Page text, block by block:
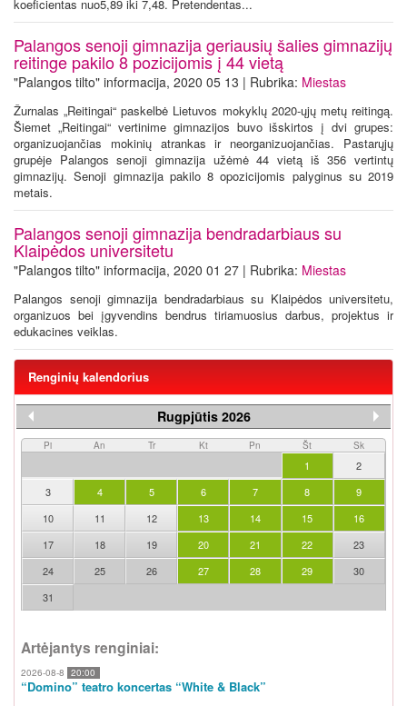
koeficientas nuo5,89 iki 7,48. Pretendentas...
Palangos senoji gimnazija geriausių šalies gimnazijų
reitinge pakilo 8 pozicijomis į 44 vietą
"Palangos tilto" informacija, 2020 05 13 | Rubrika: Miestas
Žurnalas „Reitingai“ paskelbė Lietuvos mokyklų 2020-ųjų metų reitingą.
Šiemet „Reitingai“ vertinime gimnazijos buvo išskirtos į dvi grupes:
organizuojančias mokinių atrankas ir neorganizuojančias. Pastarųjų
grupėje Palangos senoji gimnazija užėmė 44 vietą iš 356 vertintų
gimnazijų. Senoji gimnazija pakilo 8 opozicijomis palyginus su 2019
metais.
Palangos senoji gimnazija bendradarbiaus su
Klaipėdos universitetu
"Palangos tilto" informacija, 2020 01 27 | Rubrika: Miestas
Palangos senoji gimnazija bendradarbiaus su Klaipėdos universitetu,
organizuos bei įgyvendins bendrus tiriamuosius darbus, projektus ir
edukacines veiklas.
Renginių kalendorius
Rugpjūtis 2026
Pi An Tr Kt Pn Št Sk
1
2
3
4 5 6 7 8
9
10
11 12 13 14 15
16
17
18 19 20 21 22
23
24
25 26 27 28 29
30
31
Artėjantys renginiai:
2026-08-8 20:00
“Domino” teatro koncertas “White & Black”